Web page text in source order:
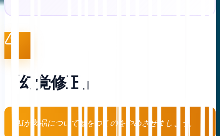
「幻覚修正」
AIが製品について嘘をつくのをやめさせましょう。